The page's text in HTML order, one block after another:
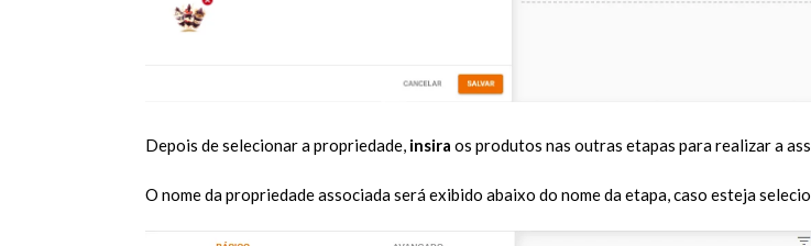
Depois de selecionar a propriedade, insira os produtos nas outras etapas para realizar a
O nome da propriedade associada será exibido abaixo do nome da etapa, caso esteja